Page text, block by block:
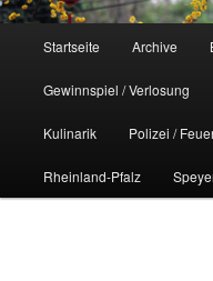
Startseite Archive
Gewinnspiel / Verlosung
Kulinarik Polizei /
Rheinland-Pfalz